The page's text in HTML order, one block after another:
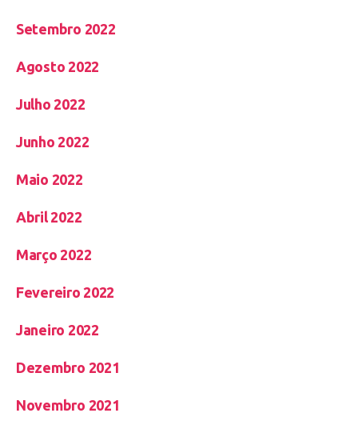
Setembro 2022
Agosto 2022
Julho 2022
Junho 2022
Maio 2022
Abril 2022
Março 2022
Fevereiro 2022
Janeiro 2022
Dezembro 2021
Novembro 2021